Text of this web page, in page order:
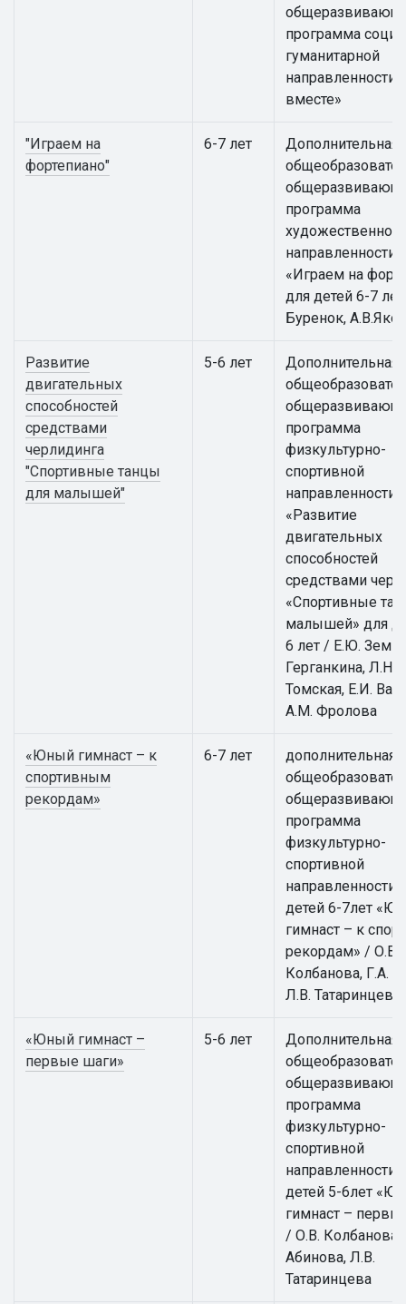
программа
гуманитарной
направленности
вместе»
"Играем на
фортепиано"
6-7 лет
Дополнительная
программа
художественной
направленности
«Играем на
для детей 6-7
Буренок,
Развитие
двигательных
способностей
средствами
черлидинга
"Спортивные танцы
для малышей"
5-6 лет
Дополнительная
программа
физкультурно-
спортивной
направленности
«Развитие
двигательных
способностей
средствами
«Спортивные
малышей» для
6 лет / Е.Ю.
Герганкина, Л.Н.
Томская, Е.И.
А.М. Фролова
«Юный гимнаст – к
спортивным
рекордам»
6-7 лет
дополнительная
программа
физкультурно-
спортивной
направленности
детей 6-7лет
гимнаст – к
рекордам» / О.В.
Колбанова, Г.А.
Л.В. Татаринцева
«Юный гимнаст –
первые шаги»
5-6 лет
Дополнительная
программа
физкультурно-
спортивной
направленности
детей 5-6лет
гимнаст –
/ О.В. Колбанова,
Абинова, Л.В.
Татаринцева